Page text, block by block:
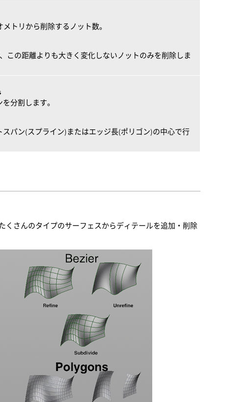
メトリから削除するノット数。
この距離よりも大きく変化しないノットのみを削除しま
分割します。
スパン(スプライン)またはエッジ長(ポリゴン)の中心で行
くさんのタイプのサーフェスからディテールを追加・削除